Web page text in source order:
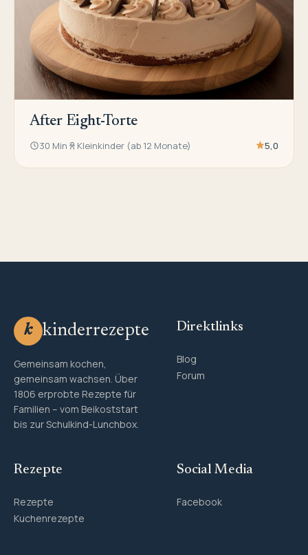
After Eight-Torte
30 Min Kleinkinder (ab 12 Monate) 5,0
k kinderrezepte
Gemeinsam kochen,
gemeinsam wachsen. Über
1806 erprobte Rezepte für
Familien – vom Beikoststart
bis zur Schulkind-Lunchbox.
Direktlinks
Blog
Forum
Rezepte
Rezepte
Kuchenrezepte
Social Media
Facebook